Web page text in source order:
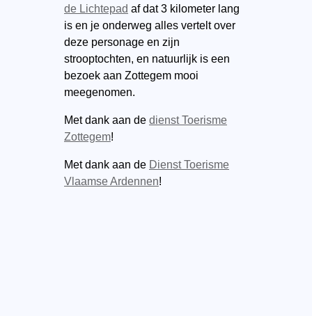
de Lichtepad af dat 3 kilometer lang
is en je onderweg alles vertelt over
deze personage en zijn
strooptochten, en natuurlijk is een
bezoek aan Zottegem mooi
meegenomen.
Met dank aan de dienst Toerisme
Zottegem!
Met dank aan de Dienst Toerisme
Vlaamse Ardennen!